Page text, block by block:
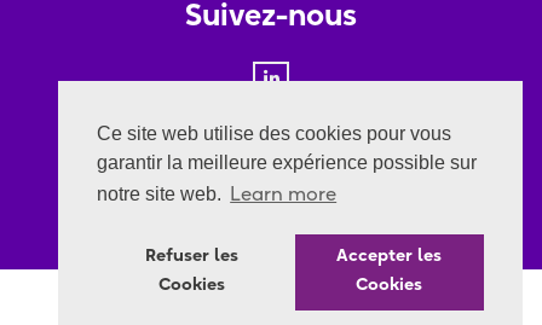
Ce site web utilise des cookies pour vous
garantir la meilleure expérience possible sur
notre site web. Learn more
Refuser les
Cookies
Accepter les
Cookies
Suivez-nous
Nos certifications
© Copyrights 2021 Cetec SA. All rights reserved.